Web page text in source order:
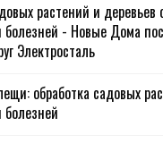
растений и деревьев
болезней - Новые Дома
Электросталь
обработка садовых